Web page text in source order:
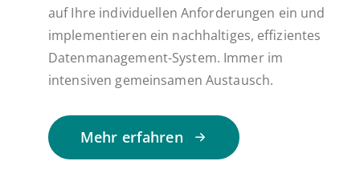
auf Ihre individuellen Anforderungen ein und
implementieren ein nachhaltiges, effizientes
Datenmanagement-System. Immer im
intensiven gemeinsamen Austausch.
Mehr er­fah­ren